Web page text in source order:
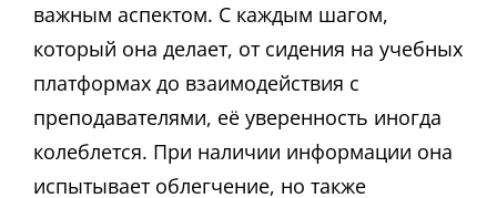
важным аспектом. С каждым шагом,
который она делает, от сидения на учебных
платформах до взаимодействия с
преподавателями, её уверенность иногда
колеблется. При наличии информации она
испытывает облегчение, но также